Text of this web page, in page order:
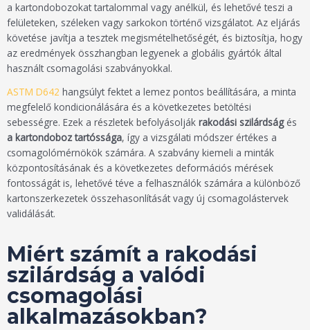
a kartondobozokat tartalommal vagy anélkül, és lehetővé teszi a
felületeken, széleken vagy sarkokon történő vizsgálatot. Az eljárás
követése javítja a tesztek megismételhetőségét, és biztosítja, hogy
az eredmények összhangban legyenek a globális gyártók által
használt csomagolási szabványokkal.
ASTM D642 hangsúlyt fektet a lemez pontos beállítására, a minta
megfelelő kondicionálására és a következetes betöltési
sebességre. Ezek a részletek befolyásolják rakodási szilárdságés
a kartondoboz tartóssága, így a vizsgálati módszer értékes a
csomagolómérnökök számára. A szabvány kiemeli a minták
központosításának és a következetes deformációs mérések
fontosságát is, lehetővé téve a felhasználók számára a különböző
kartonszerkezetek összehasonlítását vagy új csomagolástervek
validálását.
Miért számít a rakodási
szilárdság a valódi
csomagolási
alkalmazásokban?